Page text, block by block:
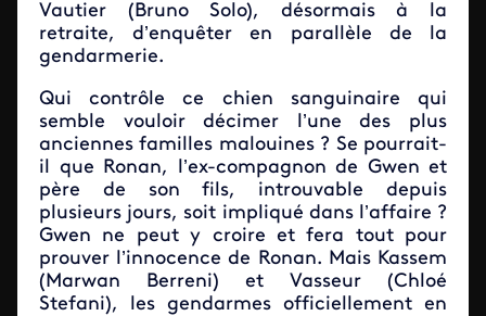
Vautier (Bruno Solo), désormais à la
retraite, d’enquêter en parallèle de la
gendarmerie.
Qui contrôle ce chien sanguinaire qui
semble vouloir décimer l’une des plus
anciennes familles malouines ? Se pourrait-
il que Ronan, l’ex-compagnon de Gwen et
père de son fils, introuvable depuis
plusieurs jours, soit impliqué dans l’affaire ?
Gwen ne peut y croire et fera tout pour
prouver l’innocence de Ronan. Mais Kassem
(Marwan Berreni) et Vasseur (Chloé
Stefani), les gendarmes officiellement en